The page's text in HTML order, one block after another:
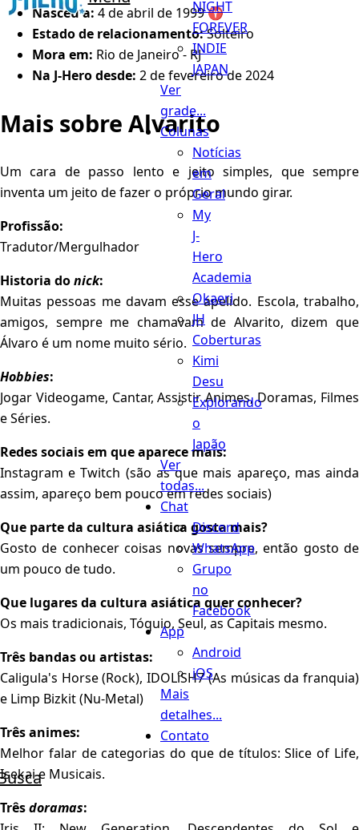
NIGHT
FOREVER
INDIE
JAPAN
Ver
grade...
Colunas
Notícias
em
Geral
My
J-
Hero
Academia
Okaeri
JH
Coberturas
Kimi
Desu
Explorando
o
Japão
Ver
todas...
Chat
Discord
WhatsApp
Grupo
no
Facebook
App
Android
iOS
Mais
detalhes...
Contato
Nasceu a: 4 de abril de 1999 ♈️
Estado de relacionamento:Solteiro
Mora em: Rio de Janeiro - RJ
Na J-Hero desde: 2 de fevereiro de 2024
Mais sobre Alvarito
Um cara de passo lento e jeito simples, que sempre
inventa um jeito de fazer o próprio mundo girar.
Profissão:
Tradutor/Mergulhador
Historia donick:
Muitas pessoas me davam esse apelido. Escola, trabalho,
amigos, sempre me chamavam de Alvarito, dizem que
Álvaro é um nome muito sério.
Hobbies:
Jogar Videogame, Cantar, Assistir Animes, Doramas, Filmes
e Séries.
Redes sociais em que aparece mais:
Instagram e Twitch (são as que mais apareço, mas ainda
assim, apareço bem pouco em redes sociais)
Que parte da cultura asiática gosta mais?
Gosto de conhecer coisas novas sempre, então gosto de
um pouco de tudo.
Que lugares da cultura asiática quer conhecer?
Os mais tradicionais, Tóquio, Seul, as Capitais mesmo.
Três bandas ou artistas:
Caligula's Horse (Rock), IDOLiSH7 (As músicas da franquia)
e Limp Bizkit (Nu-Metal)
Três animes:
Melhor falar de categorias do que de títulos: Slice of Life,
Isekai e Musicais.
Trêsdoramas: